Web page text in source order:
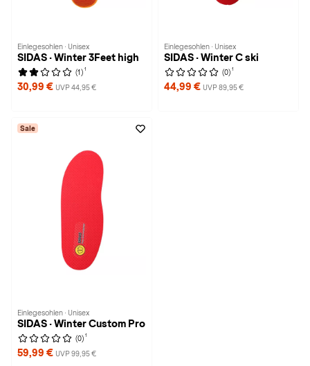
Einlegesohlen · Unisex
SIDAS · Winter 3Feet high
(1) 1
30,99 € UVP 44,95 €
Einlegesohlen · Unisex
SIDAS · Winter C ski
(0) 1
44,99 € UVP 89,95 €
Sale
Einlegesohlen · Unisex
SIDAS · Winter Custom Pro
(0) 1
59,99 € UVP 99,95 €